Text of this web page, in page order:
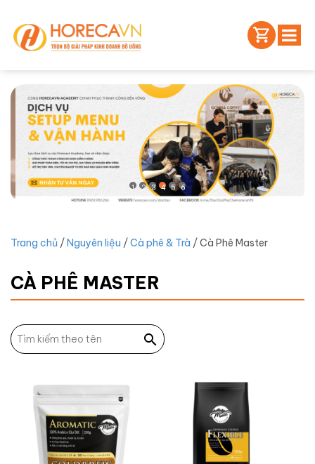
1 2 3 4 5 6
Trang chủ /Nguyên liệu /Cà phê & Trà / Cà Phê Master
CÀ PHÊ MASTER